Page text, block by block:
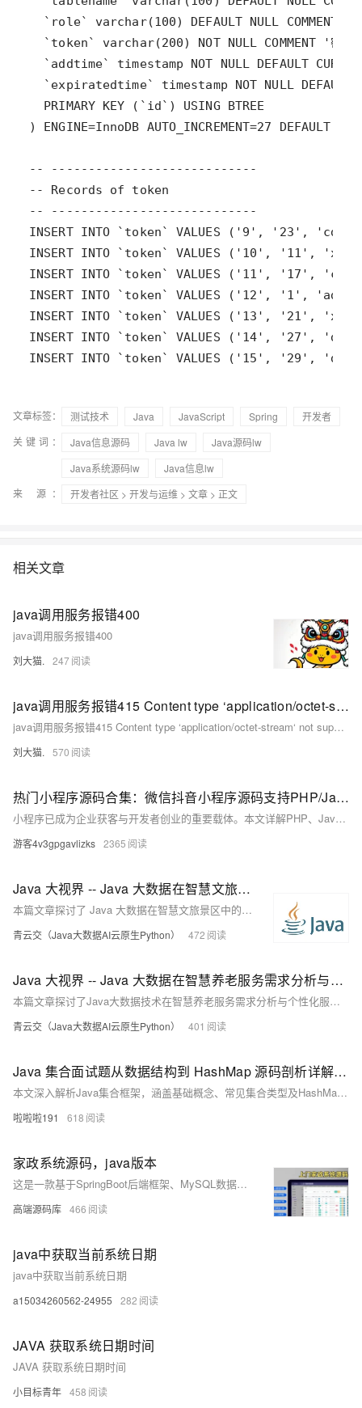
文章标签： 测试技术 Java JavaScript Spring
开发者
关键词：
Java信息源码 Java lw
Java源码lw
Java系统源码lw
Java信息lw
来 源：
开发者社区 > 开发与运维 > 文章 > 正文
相关文章
java调用服务报错400
java调用服务报错400
刘大猫. 247
java调用服务报错415 Content type ‘application/octet-stream‘ not supported
java调用服务报错415 Content type ‘application/octet-stream‘ not supported
刘大猫. 570
热门小程序源码合集：微信抖音小程序源码支持PHP/Java/uni-app完整项目实践指南
小程序已成为企业获客与开发者创业的重要载体。本文详解PHP、Java、uni-app三大技术栈在电商、工具、服务类小程序中的源码应用，提供从开发到部署的全流程指南，并分享选型避坑与商业化落地策略，助力开发者高效构建稳定可扩展项目。
游客4v3gpgavlizks 2365
Java 大视界 -- Java 大数据在智慧文旅旅游景区游客情感分析与服务改进中的应用实践（226）
本篇文章探讨了 Java 大数据在智慧文旅景区中的创新应用，重点分析了如何通过数据采集、情感分析与可视化等技术，挖掘游客情感需求，进而优化景区服务。文章结合实际案例，展示了 Java 在数据处理与智能推荐等方面的强大能力，为文旅行业的智慧化升级提供了可行路径。
青云交（Java大数据AI云原生Python） 472
Java 大视界 -- Java 大数据在智慧养老服务需求分析与个性化服务匹配中的应用（186）
本篇文章探讨了Java大数据技术在智慧养老服务需求分析与个性化服务匹配中的应用。通过整合老年人健康数据与行为数据，结合机器学习与推荐算法，实现对老年人健康风险的预测及个性化服务推荐，提升养老服务的智能化与精准化水平，助力智慧养老高质量发展。
青云交（Java大数据AI云原生Python） 401
Java 集合面试题从数据结构到 HashMap 源码剖析详解及长尾考点梳理
本文深入解析Java集合框架，涵盖基础概念、常见集合类型及HashMap的底层数据结构与源码实现。从Collection、Map到Iterator接口，逐一剖析其特性与应用场景。重点解读HashMap在JDK1.7与1.8中的数据结构演变，包括数组+链表+红黑树优化，以及put方法和扩容机制的实现细节。结合订单管理与用户权限管理等实际案例，展示集合框架的应用价值，助你全面掌握相关知识，轻松应对面试与开发需求。
啦啦啦191 618
家政系统源码，java版本
这是一款基于SpringBoot后端框架、MySQL数据库及Uniapp移动端开发的家政预约上门服务系统。
高端源码库 466
java中获取当前系统日期
java中获取当前系统日期
a15034260562-24955 282
JAVA 获取系统日期时间
JAVA 获取系统日期时间
小目标青年 458